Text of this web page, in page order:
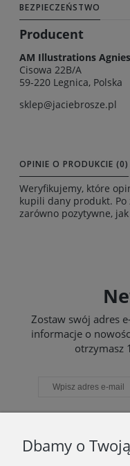
BEZPIECZEŃSTWO
Producent
AM Illustrations
Cisowa 22B/A
59-220 Legnica, Polska
sklep@jaciebrosze.pl
OPINIE O PRODUKCIE (0)
Weryfikujemy, które
kupili dany produkt.
zarówno pozytywne,
Zostaw swój adres
informacje o
otrzymasz
TWOJE KONTO
Dbamy o